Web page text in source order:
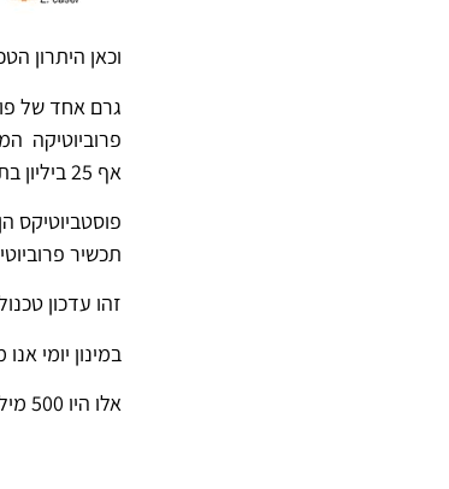
וכאן היתרון
אף 25 ביליון בתוספים הפרוביוטיים כלומר עד פי 300 יותר חומר פעיל בפוסטביוטיקס פלוס בהשוואה לתוספי פרוביוטיקה.
תכשיר
זהו עדכון
במינון יומי
אלו היו 500 מילים על פוסטביוטיקה – הדור הבא של הפרוביוטיקה.